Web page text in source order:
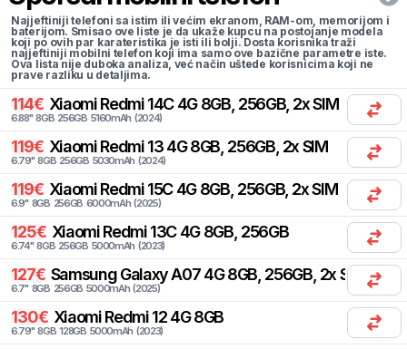
Najjeftiniji telefoni sa istim ili većim ekranom, RAM-om, memorijom i
baterijom. Smisao ove liste je da ukaže kupcu na postojanje modela
koji po ovih par karateristika je isti ili bolji. Dosta korisnika traži
najjeftiniji mobilni telefon koji ima samo ove bazične parametre iste.
Ova lista nije duboka analiza, već način uštede korisnicima koji ne
prave razliku u detaljima.
114€ Xiaomi Redmi 14C 4G 8GB, 256GB, 2x SIM
6.88" 8GB 256GB 5160mAh (2024)
119€ Xiaomi Redmi 13 4G 8GB, 256GB, 2x SIM
6.79" 8GB 256GB 5030mAh (2024)
119€ Xiaomi Redmi 15C 4G 8GB, 256GB, 2x SIM
6.9" 8GB 256GB 6000mAh (2025)
125€ Xiaomi Redmi 13C 4G 8GB, 256GB
6.74" 8GB 256GB 5000mAh (2023)
127€ Samsung Galaxy A07 4G 8GB, 256GB, 2x SIM
6.7" 8GB 256GB 5000mAh (2025)
130€ Xiaomi Redmi 12 4G 8GB
6.79" 8GB 128GB 5000mAh (2023)